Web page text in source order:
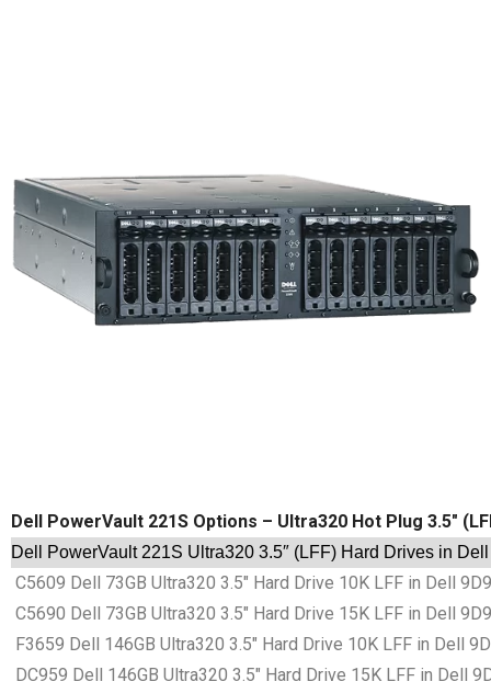
Dell PowerVault 221S Options – Ultra320 Hot Plug 3.5″
Dell PowerVault 221S Ultra320 3.5″ (LFF) Hard Drives in
C5609 Dell 73GB Ultra320 3.5″ Hard Drive 10K LFF in Dell
C5690 Dell 73GB Ultra320 3.5″ Hard Drive 15K LFF in Dell
F3659 Dell 146GB Ultra320 3.5″ Hard Drive 10K LFF in Dell
DC959 Dell 146GB Ultra320 3.5″ Hard Drive 15K LFF in Dell